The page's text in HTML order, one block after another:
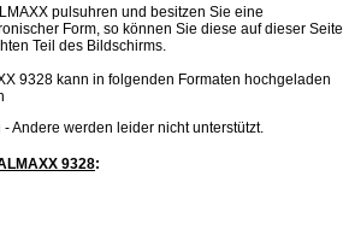
pulsuhren und besitzen Sie eine
Form, so können Sie diese auf dieser Seite
Teil des Bildschirms.
9328 kann in folgenden Formaten hochgeladen
- Andere werden leider nicht unterstützt.
9328: